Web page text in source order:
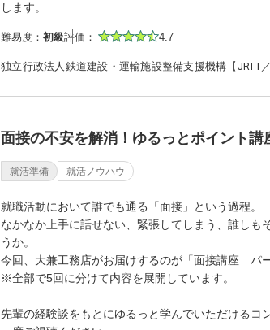
します。
難易度： 初級評価： 4.7
独立行政法人鉄道建設・運輸施設整備支援機構【JRTT
面接の不安を解消！ゆるっとポイント
就活準備 就活ノウハウ
就職活動において誰でも通る「面接」という過程。
なかなか上手に話せない、緊張してしまう、誰しも
うか。
今回、大兼工務店がお届けするのが「面接講座 パ
※全部で5回に分けて内容を展開しています。
先輩の経験談をもとにゆるっと学んでいただけるコ